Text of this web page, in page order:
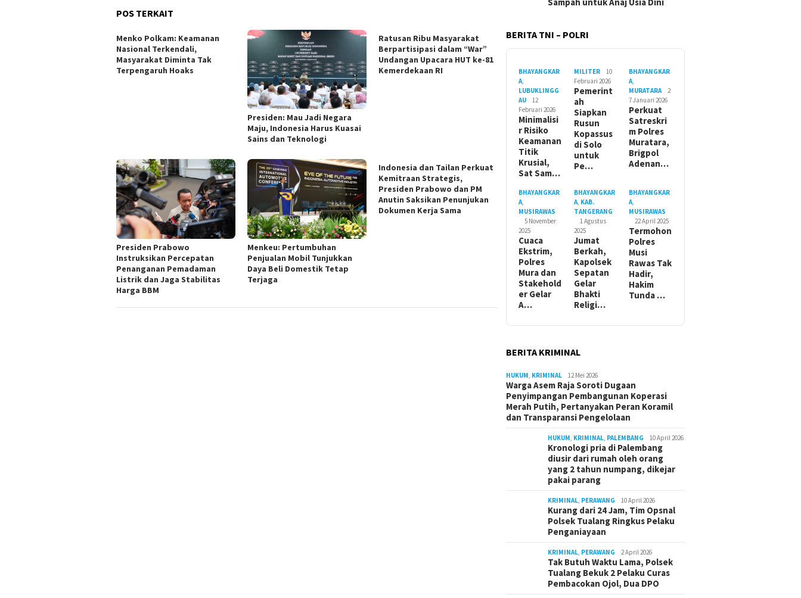
POS TERKAIT
Menko Polkam: Keamanan
Nasional Terkendali,
Masyarakat Diminta Tak
Terpengaruh Hoaks
Presiden: Mau Jadi Negara
Maju, Indonesia Harus Kuasai
Sains dan Teknologi
Ratusan Ribu Masyarakat
Berpartisipasi dalam “War”
Undangan Upacara HUT ke-81
Kemerdekaan RI
Presiden Prabowo
Instruksikan Percepatan
Penanganan Pemadaman
Listrik dan Jaga Stabilitas
Harga BBM
Menkeu: Pertumbuhan
Penjualan Mobil Tunjukkan
Daya Beli Domestik Tetap
Terjaga
Indonesia dan Tailan Perkuat
Kemitraan Strategis,
Presiden Prabowo dan PM
Anutin Saksikan Penunjukan
Dokumen Kerja Sama
BERITA TNI – POLRI
BHAYANGKAR
A
LUBUKLINGG
AU
12
Februari 2026
Minimalisi
r Risiko
Keamanan
Titik
Krusial,
Sat Sam…
MILITER
10
Februari 2026
Pemerint
ah
Siapkan
Rusun
Kopassus
di Solo
untuk
Pe…
BHAYANGKAR
A
MURATARA
2
7 Januari 2026
Perkuat
Satreskri
m Polres
Muratara,
Brigpol
Adenan…
BHAYANGKAR
A
MUSIRAWAS
5 November
2025
Cuaca
Ekstrim,
Polres
Mura dan
Stakehold
er Gelar
A…
BHAYANGKAR
A, KAB.
TANGERANG
1 Agustus
2025
Jumat
Berkah,
Kapolsek
Sepatan
Gelar
Bhakti
Religi…
BHAYANGKAR
A
MUSIRAWAS
22 April 2025
Termohon
Polres
Musi
Rawas Tak
Hadir,
Hakim
Tunda …
BERITA KRIMINAL
HUKUM KRIMINAL 12 Mei 2026
Warga Asem Raja Soroti Dugaan
Penyimpangan Pembangunan Koperasi
Merah Putih, Pertanyakan Peran Koramil
dan Transparansi Pengelolaan
HUKUM KRIMINAL PALEMBANG 10 April 2026
Kronologi pria di Palembang
diusir dari rumah oleh orang
yang 2 tahun numpang, dikejar
pakai parang
KRIMINAL PERAWANG 10 April 2026
Kurang dari 24 Jam, Tim Opsnal
Polsek Tualang Ringkus Pelaku
Penganiayaan
KRIMINAL PERAWANG 2 April 2026
Tak Butuh Waktu Lama, Polsek
Tualang Bekuk 2 Pelaku Curas
Pembacokan Ojol, Dua DPO